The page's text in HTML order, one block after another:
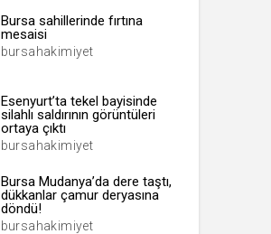
Bursa sahillerinde fırtına
mesaisi
bursahakimiyet
Esenyurt’ta tekel bayisinde
silahlı saldırının görüntüleri
ortaya çıktı
bursahakimiyet
Bursa Mudanya’da dere taştı,
dükkanlar çamur deryasına
döndü!
bursahakimiyet